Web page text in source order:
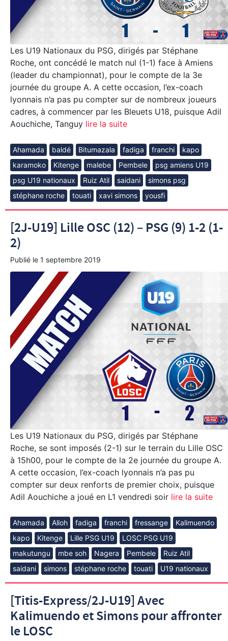
Les U19 Nationaux du PSG, dirigés par Stéphane
Roche, ont concédé le match nul (1-1) face à Amiens
(leader du championnat), pour le compte de la 3e
journée du groupe A. A cette occasion, l’ex-coach
lyonnais n’a pas pu compter sur de nombreux joueurs
cadres, à commencer par les Bleuets U18, puisque Adil
Aouchiche, Tanguy lire la suite
Ahamada baldé Bitumazala fadiga franchi
kapo
karamoko
Kitenge malebe Pembele
psg amiens U19
psg U19 nationaux
Ruiz Atil saidani
simons psg
stéphane roche
touati xavi simons yousfi
[2J-U19] Lille OSC (12) – PSG (9) 1-2 (1-
2)
Publié le 1 septembre 2019
Les U19 Nationaux du PSG, dirigés par Stéphane
Roche, se sont imposés (2-1) sur le terrain du Lille OSC
à 15h00, pour le compte de la 2e journée du groupe A.
A cette occasion, l’ex-coach lyonnais n’a pas pu
compter sur deux renforts de premier choix, puisque
Adil Aouchiche a joué en L1 vendredi soir lire la suite
Ahamada Alloh fadiga franchi fressange
Kalimuendo
kapo
Kitenge Lille PSG U19
LOSC PSG U19
makutungu
mbe soh Nagera Pembele
Ruiz Atil
saidani
simons stéphane roche touati U19 nationaux
[Titis-Express/2J-U19] Avec
Kalimuendo et Simons pour affronter
le LOSC